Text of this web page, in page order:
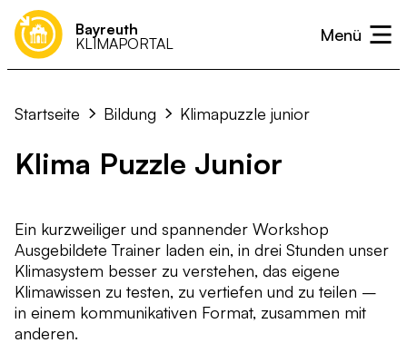
Bayreuth
KLIMAPORTAL
Ideen & Vorschläge einreichen Neuigkeiten
Strom
Landwirtschaft & Ernährung
Abfall- und Kreislaufwirtschaft
Kommunikation & Verwaltung
Startseite Bildung Klimapuzzle junior
Klima Puzzle Junior
Ein kurzweiliger und spannender Workshop
Ausgebildete Trainer laden ein, in drei Stunden unser
Klimasystem besser zu verstehen, das eigene
Klimawissen zu testen, zu vertiefen und zu teilen –
in einem kommunikativen Format, zusammen mit
anderen.